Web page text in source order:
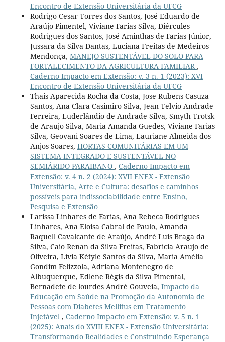
Encontro de Extensão Universitária da UFCG
Rodrigo Cesar Torres dos Santos, José Eduardo de
Araújo Pimentel, Viviane Farias Silva, Diércules
Rodrigues dos Santos, José Aminthas de Farias Júnior,
Jussara da Silva Dantas, Luciana Freitas de Medeiros
Mendonça, MANEJO SUSTENTÁVEL DO SOLO PARA
FORTALECIMENTO DA AGRICULTURA FAMILIAR ,
Caderno Impacto em Extensão: v. 3 n. 1 (2023): XVI
Encontro de Extensão Universitária da UFCG
Thais Aparecida Rocha da Costa, Jose Rubens Casuza
Santos, Ana Clara Casimiro Silva, Jean Telvio Andrade
Ferreira, Luderlândio de Andrade Silva, Smyth Trotsk
de Araujo Silva, Maria Amanda Guedes, Viviane Farias
Silva, Geovani Soares de Lima, Lauriane Almeida dos
Anjos Soares, HORTAS COMUNITÁRIAS EM UM
SISTEMA INTEGRADO E SUSTENTÁVEL NO
SEMIÁRIDO PARAIBANO , Caderno Impacto em
Extensão: v. 4 n. 2 (2024): XVII ENEX - Extensão
Universitária, Arte e Cultura: desafios e caminhos
possíveis para indissociabilidade entre Ensino,
Pesquisa e Extensão
Larissa Linhares de Farias, Ana Rebeca Rodrigues
Linhares, Ana Eloisa Cabral de Paulo, Amanda
Raquell Cavalcante de Araújo, André Luis Braga da
Silva, Caio Renan da Silva Freitas, Fabricia Araujo de
Oliveira, Lívia Kétyle Santos da Silva, Maria Amélia
Gondim Felizzola, Adriana Montenegro de
Albuquerque, Edlene Régis da Silva Pimental,
Bernadete de lourdes André Gouveia, Impacto da
Educação em Saúde na Promoção da Autonomia de
Pessoas com Diabetes Mellitus em Tratamento
Injetável , Caderno Impacto em Extensão: v. 5 n. 1
(2025): Anais do XVIII ENEX - Extensão Universitária:
Transformando Realidades e Construindo Esperança